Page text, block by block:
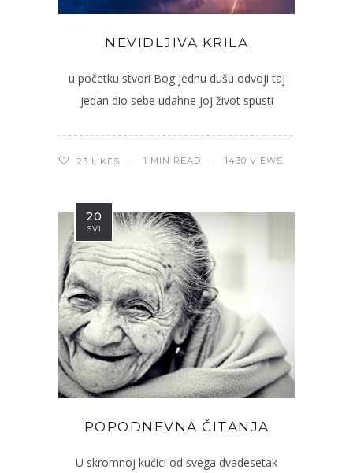
NEVIDLJIVA KRILA
u početku stvori Bog jednu dušu odvoji taj
jedan dio sebe udahne joj život spusti
23 LIKES 1 MIN READ 1430 VIEWS
20
SVI
POPODNEVNA ČITANJA
U skromnoj kućici od svega dvadesetak